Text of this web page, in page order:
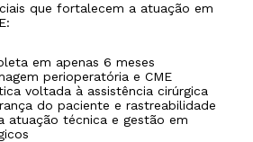
que fortalecem a atuação em
em apenas 6 meses
perioperatória e CME
voltada à assistência cirúrgica
do paciente e rastreabilidade
atuação técnica e gestão em